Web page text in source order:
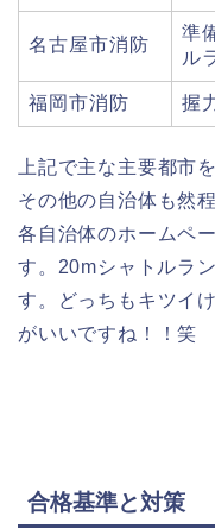
名古屋市消防
準
ル
福岡市消防 握
上記で主な主要都市
その他の自治体も然
各自治体のホームペ
す。20mシャトルラ
す。どっちもキツイ
がいいですね！！笑
合格基準と対策